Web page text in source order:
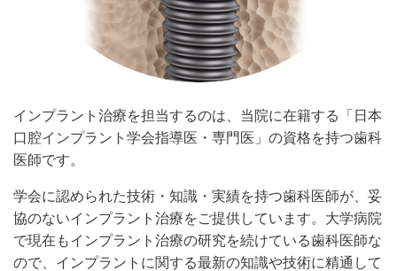
インプラント治療を担当するのは、当院に在籍する「日本
口腔インプラント学会指導医・専門医」の資格を持つ歯科
医師です。
学会に認められた技術・知識・実績を持つ歯科医師が、妥
協のないインプラント治療をご提供しています。大学病院
で現在もインプラント治療の研究を続けている歯科医師な
ので、インプラントに関する最新の知識や技術に精通して